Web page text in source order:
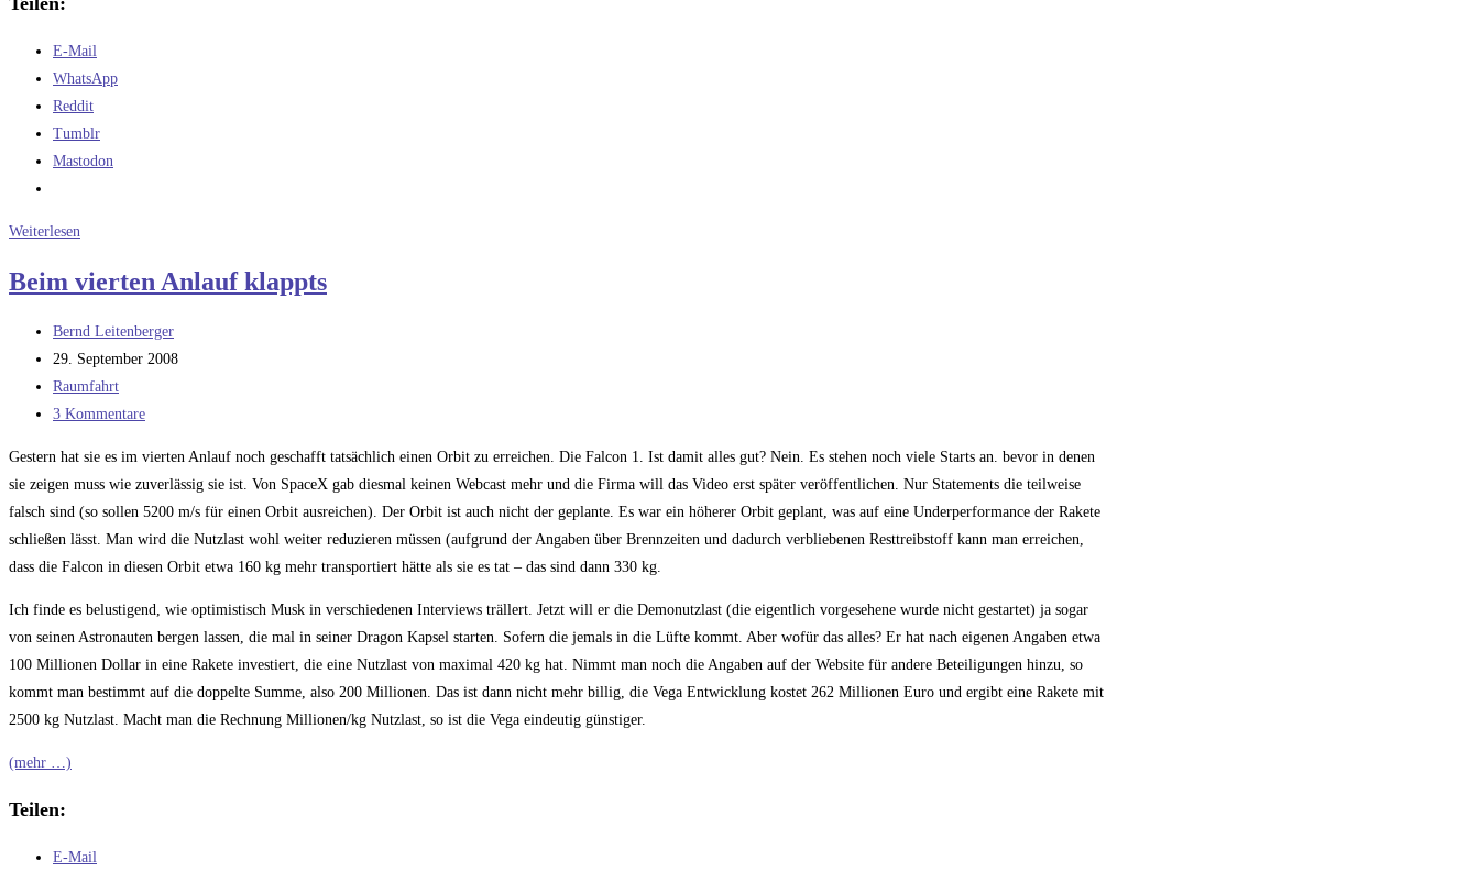
E-Mail
WhatsApp
Reddit
Tumblr
Mastodon
Weiterlesen
mal
Beim vierten Anlauf klappts
Beitrags-
Autor:
Bernd Leitenberger
Beitrag
veröffentlicht:
29. September 2008
Beitrags-
Kategorie:
Raumfahrt
Beitrags-
3 Kommentare
Gestern hat sie es im vierten Anlauf noch geschafft tatsächlich einen Orbit zu erreichen. Die Falcon 1. Ist damit alles gut? Nein. Es stehen noch viele Starts an. bevor in denen
sie zeigen muss wie zuverlässig sie ist. Von SpaceX gab diesmal keinen Webcast mehr und die Firma will das Video erst später veröffentlichen. Nur Statements die teilweise
falsch sind (so sollen 5200 m/s für einen Orbit ausreichen). Der Orbit ist auch nicht der geplante. Es war ein höherer Orbit geplant, was auf eine Underperformance der Rakete
schließen lässt. Man wird die Nutzlast wohl weiter reduzieren müssen (aufgrund der Angaben über Brennzeiten und dadurch verbliebenen Resttreibstoff kann man erreichen,
dass die Falcon in diesen Orbit etwa 160 kg mehr transportiert hätte als sie es tat – das sind dann 330 kg.
Ich finde es belustigend, wie optimistisch Musk in verschiedenen Interviews trällert. Jetzt will er die Demonutzlast (die eigentlich vorgesehene wurde nicht gestartet) ja sogar
von seinen Astronauten bergen lassen, die mal in seiner Dragon Kapsel starten. Sofern die jemals in die Lüfte kommt. Aber wofür das alles? Er hat nach eigenen Angaben etwa
100 Millionen Dollar in eine Rakete investiert, die eine Nutzlast von maximal 420 kg hat. Nimmt man noch die Angaben auf der Website für andere Beteiligungen hinzu, so
kommt man bestimmt auf die doppelte Summe, also 200 Millionen. Das ist dann nicht mehr billig, die Vega Entwicklung kostet 262 Millionen Euro und ergibt eine Rakete mit
2500 kg Nutzlast. Macht man die Rechnung Millionen/kg Nutzlast, so ist die Vega eindeutig günstiger.
(mehr …)
Teilen:
E-Mail